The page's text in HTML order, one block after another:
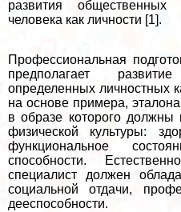
развития
человека как личности [1].
Профессиональная
предполагает
определенных личностных
на основе примера,
в образе которого должны
физической культуры:
функциональное
способности.
специалист должен
социальной отдачи,
дееспособности.